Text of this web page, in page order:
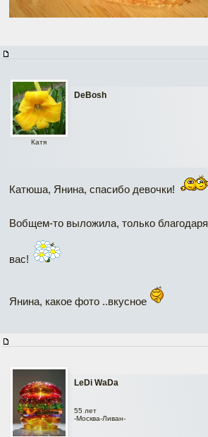
DeBosh
Катя
Катюша, Янина, спасибо девочки!
Вобщем-то выложила, только
вас!
Янина, какое фото ..вкусное
LeDi WaDa
55 лет
-Москва-Ливан-